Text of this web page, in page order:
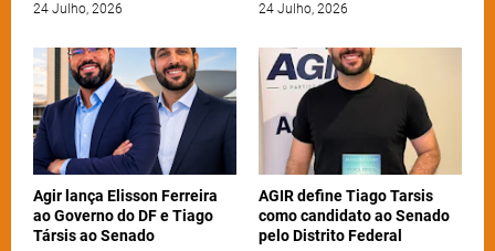
24 Julho, 2026 24 Julho, 2026
Agir lança Elisson Ferreira
ao Governo do DF e Tiago
Társis ao Senado
AGIR define Tiago Tarsis
como candidato ao Senado
pelo Distrito Federal